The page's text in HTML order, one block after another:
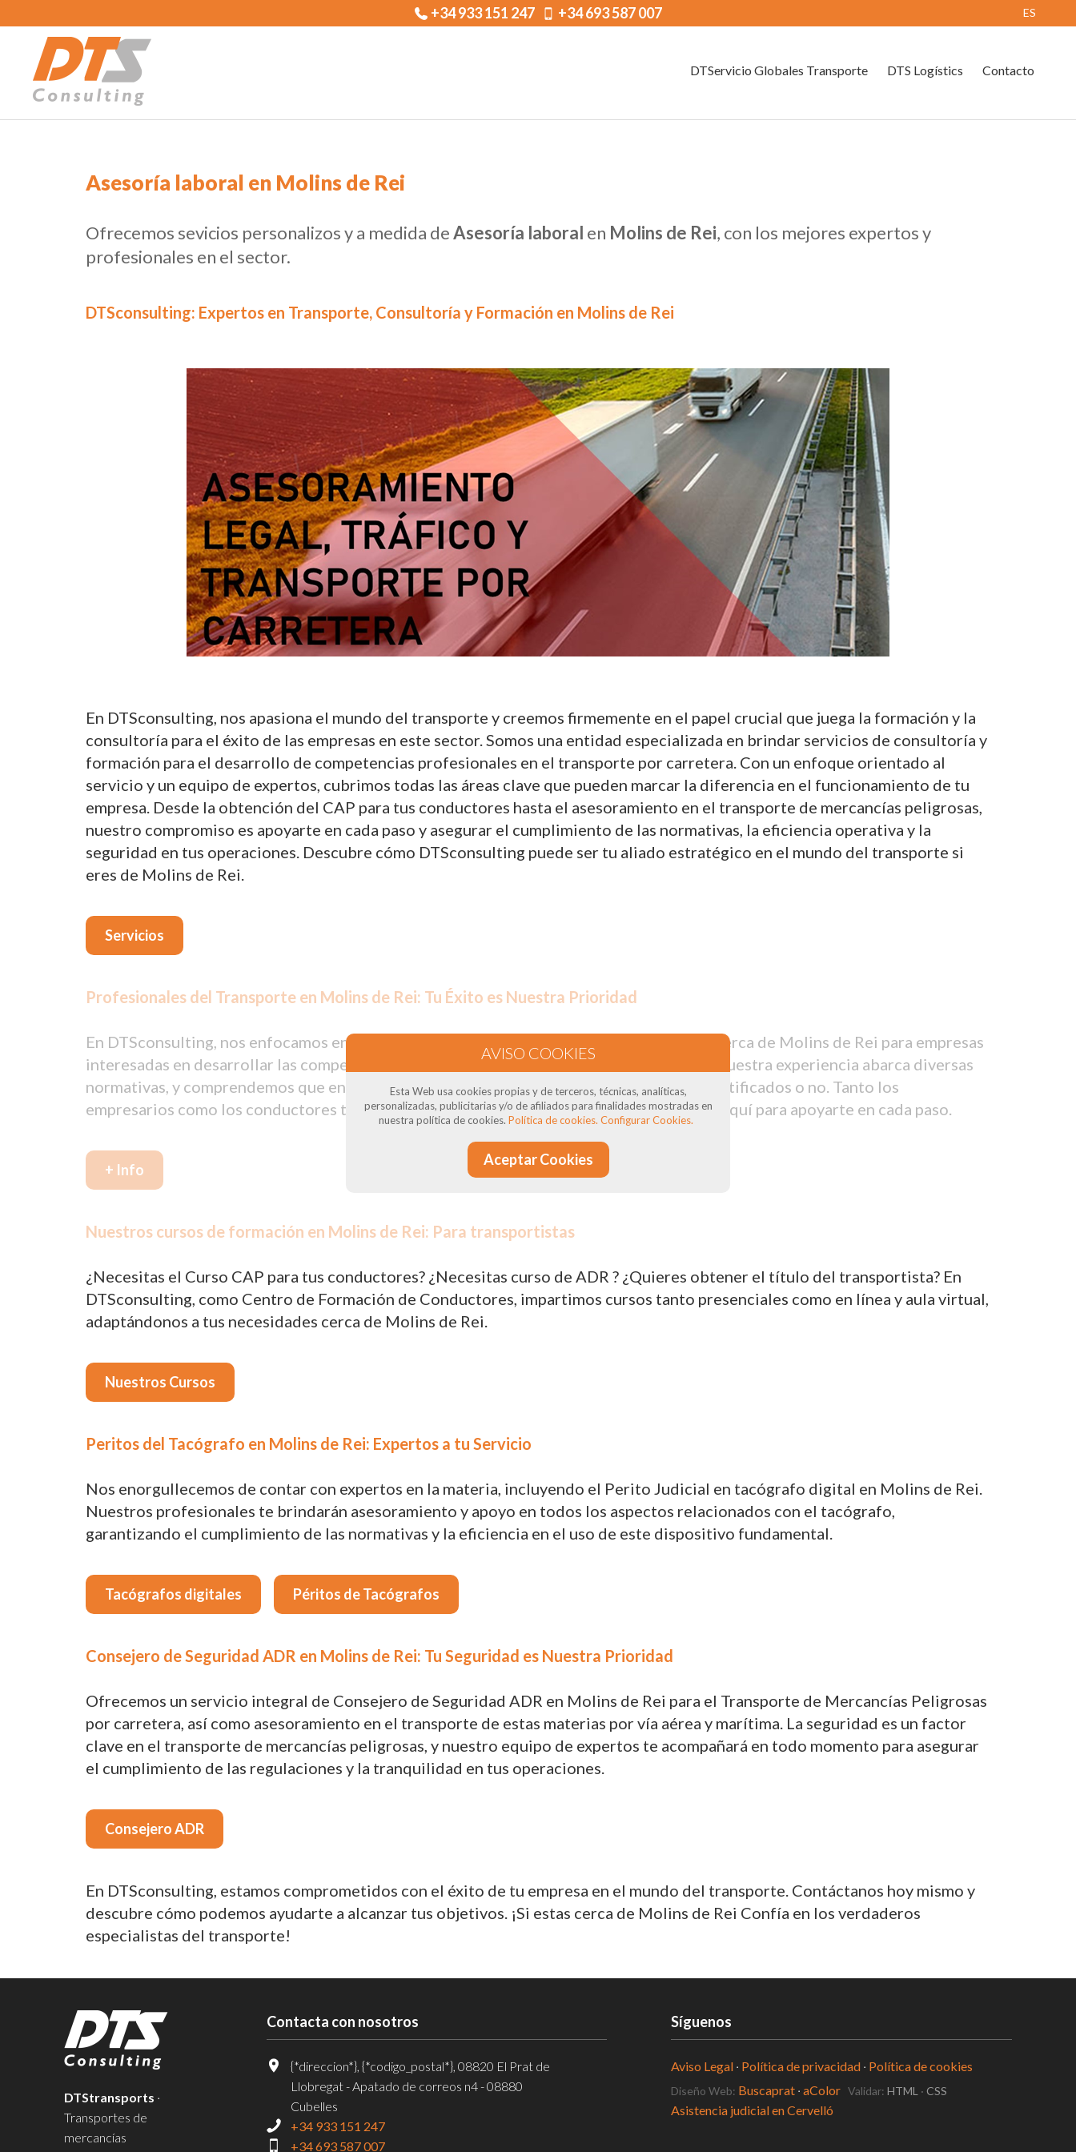
ES
+34 933 151 247 +34 693 587 007
DTServicio Globales Transporte DTS Logístics Contacto
Asesoría laboral en Molins de Rei
Ofrecemos sevicios personalizos y a medida deAsesoría laboral en Molins de Rei, con los mejores expertos y
profesionales en el sector.
DTSconsulting: Expertos en Transporte, Consultoría y Formación en Molins de Rei
En DTSconsulting, nos apasiona el mundo del transporte y creemos firmemente en el papel crucial que juega la formación y la
consultoría para el éxito de las empresas en este sector. Somos una entidad especializada en brindar servicios de consultoría y
formación para el desarrollo de competencias profesionales en el transporte por carretera. Con un enfoque orientado al
servicio y un equipo de expertos, cubrimos todas las áreas clave que pueden marcar la diferencia en el funcionamiento de tu
empresa. Desde la obtención del CAP para tus conductores hasta el asesoramiento en el transporte de mercancías peligrosas,
nuestro compromiso es apoyarte en cada paso y asegurar el cumplimiento de las normativas, la eficiencia operativa y la
seguridad en tus operaciones. Descubre cómo DTSconsulting puede ser tu aliado estratégico en el mundo del transporte si
eres de Molins de Rei.
Servicios
Profesionales del Transporte en Molins de Rei: Tu Éxito es Nuestra Prioridad
En DTSconsulting, nos enfocamos en proporcionar servicios de consultoría y formación cerca de Molins de Rei para empresas
interesadas en desarrollar las competencias profesionales del transporte por carretera. Nuestra experiencia abarca diversas
normativas, y comprendemos que en ocasiones pueden surgir incumplimientos, ya sean justificados o no. Tanto los
empresarios como los conductores tienen derecho a reclamaciones y defensa, y estamos aquí para apoyarte en cada paso.
+ Info
Nuestros cursos de formación en Molins de Rei: Para transportistas
¿Necesitas el Curso CAP para tus conductores? ¿Necesitas curso de ADR ? ¿Quieres obtener el título del transportista? En
DTSconsulting, como Centro de Formación de Conductores, impartimos cursos tanto presenciales como en línea y aula virtual,
adaptándonos a tus necesidades cerca de Molins de Rei.
Nuestros Cursos
Peritos del Tacógrafo en Molins de Rei: Expertos a tu Servicio
Nos enorgullecemos de contar con expertos en la materia, incluyendo el Perito Judicial en tacógrafo digital en Molins de Rei.
Nuestros profesionales te brindarán asesoramiento y apoyo en todos los aspectos relacionados con el tacógrafo,
garantizando el cumplimiento de las normativas y la eficiencia en el uso de este dispositivo fundamental.
Tacógrafos digitales Péritos de Tacógrafos
Consejero de Seguridad ADR en Molins de Rei: Tu Seguridad es Nuestra Prioridad
Ofrecemos un servicio integral de Consejero de Seguridad ADR en Molins de Rei para el Transporte de Mercancías Peligrosas
por carretera, así como asesoramiento en el transporte de estas materias por vía aérea y marítima. La seguridad es un factor
clave en el transporte de mercancías peligrosas, y nuestro equipo de expertos te acompañará en todo momento para asegurar
el cumplimiento de las regulaciones y la tranquilidad en tus operaciones.
Consejero ADR
En DTSconsulting, estamos comprometidos con el éxito de tu empresa en el mundo del transporte. Contáctanos hoy mismo y
descubre cómo podemos ayudarte a alcanzar tus objetivos. ¡Si estas cerca de Molins de Rei Confía en los verdaderos
especialistas del transporte!
DTStransports ·
Transportes de
mercancías
Contacta con nosotros
{*direccion*}, {*codigo_postal*}, 08820 El Prat de
Llobregat - Apatado de correos n4 - 08880
Cubelles
+34 933 151 247
+34 693 587 007
Síguenos
Aviso Legal · Política de privacidad · Política de cookies
Diseño Web: Buscaprat ·aColor Validar:HTML ·CSS
Asistencia judicial en Cervelló
Esta Web usa cookies propias y de terceros, técnicas, analíticas,
personalizadas, publicitarias y/o de afiliados para finalidades mostradas en
nuestra política de cookies. Política de cookies. Configurar Cookies.
Aceptar Cookies